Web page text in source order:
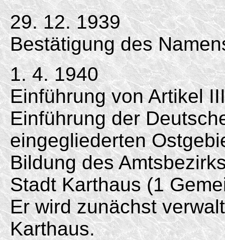
29. 12. 1939
Bestätigung des
1. 4. 1940
Einführung von Artikel III
Einführung der
eingegliederten
Bildung des
Stadt Karthaus (1
Er wird zunächst
Karthaus.